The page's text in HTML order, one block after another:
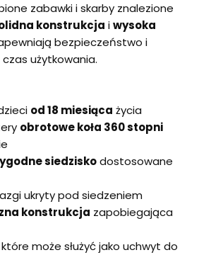
zabawki i skarby znalezione
konstrukcja iwysoka
bezpieczeństwo i
czas użytkowania.
od 18 miesiąca życia
obrotowe koła 360 stopni
siedziskodostosowane
ukryty pod siedzeniem
konstrukcja zapobiegająca
które może służyć jako uchwyt do